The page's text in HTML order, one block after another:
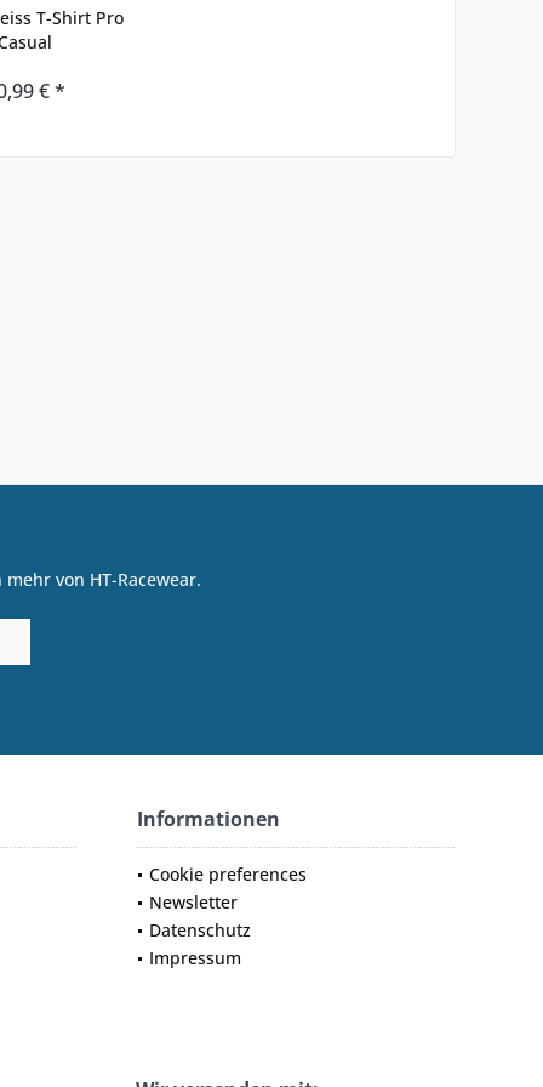
T-Shirt Pro
€ *
von HT-Racewear.
Informationen
Cookie preferences
Newsletter
Datenschutz
Impressum